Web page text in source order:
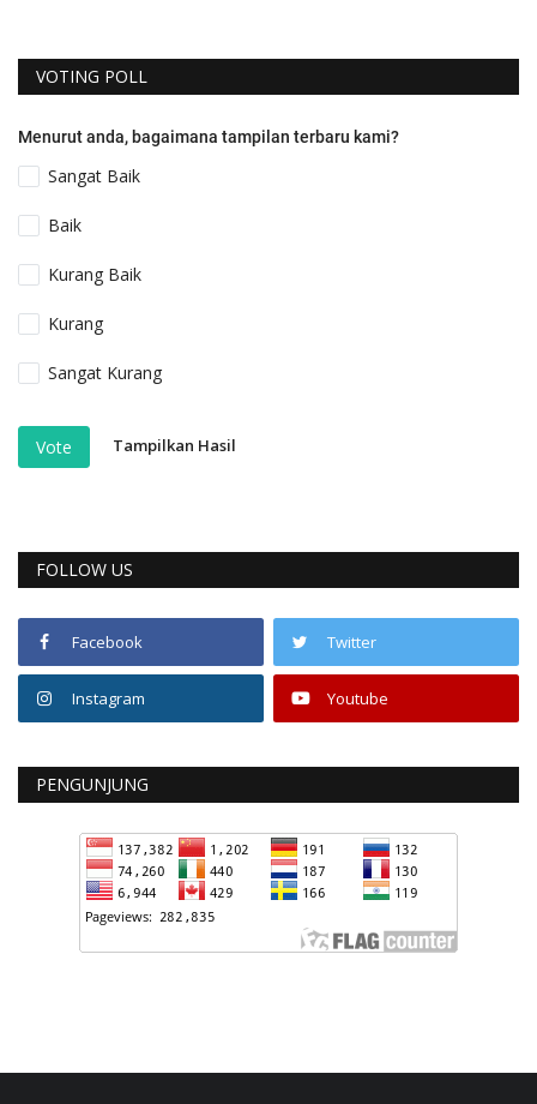
VOTING POLL
Menurut anda, bagaimana tampilan terbaru kami?
Sangat Baik
Baik
Kurang Baik
Kurang
Sangat Kurang
Vote Tampilkan Hasil
FOLLOW US
Facebook Twitter
Instagram Youtube
PENGUNJUNG